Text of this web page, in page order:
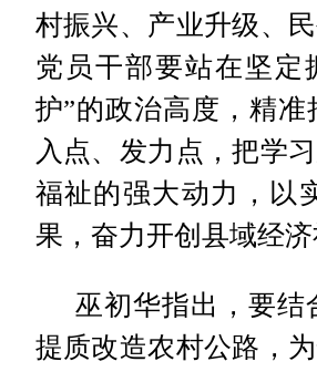
村振兴、产业升级、
党员干部要站在坚定
护”的政治高度，精
入点、发力点，把学
福祉的强大动力，以
果，奋力开创县域经
巫初华指出，要结
提质改造农村公路，